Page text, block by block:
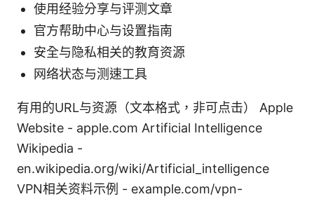
使用经验分享与评测文章
官方帮助中心与设置指南
安全与隐私相关的教育资源
网络状态与测速工具
有用的URL与资源（文本格式，非可点击） Apple
Website - apple.com Artificial Intelligence
Wikipedia -
en.wikipedia.org/wiki/Artificial_intelligence
VPN相关资料示例 - example.com/vpn-